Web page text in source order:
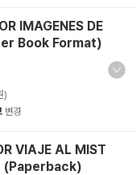
IMAGENES DE
Book Format)
)
변경
VIAJE AL MIST
(Paperback)